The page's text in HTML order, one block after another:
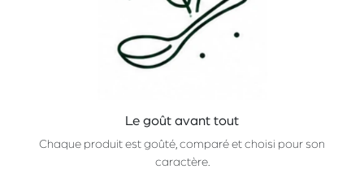
Le goût avant tout
Chaque produit est goûté, comparé et choisi pour son
caractère.